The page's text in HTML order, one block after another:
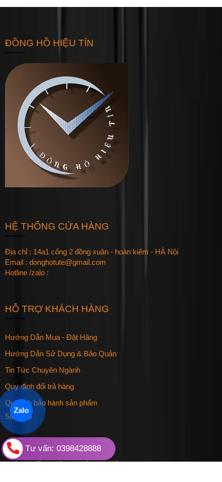
ĐỒNG HỒ HIỆU TÍN
HỆ THỐNG CỬA HÀNG
Địa chỉ : 14a1 cổng 2 đồng xuân - hoàn kiếm - HÀ Nội
Email : donghotute@gmail.com
Hotline /zalo :
HỖ TRỢ KHÁCH HÀNG
Hướng Dẫn Mua - Đặt Hãng
Hướng Dẫn Sử Dụng & Bảo Quản
Tin Tức Chuyên Ngành
Quy định đổi trả hàng
Qui định bảo hành sản phẩm
Sitemap
Tư vấn: 0398428888
Zalo